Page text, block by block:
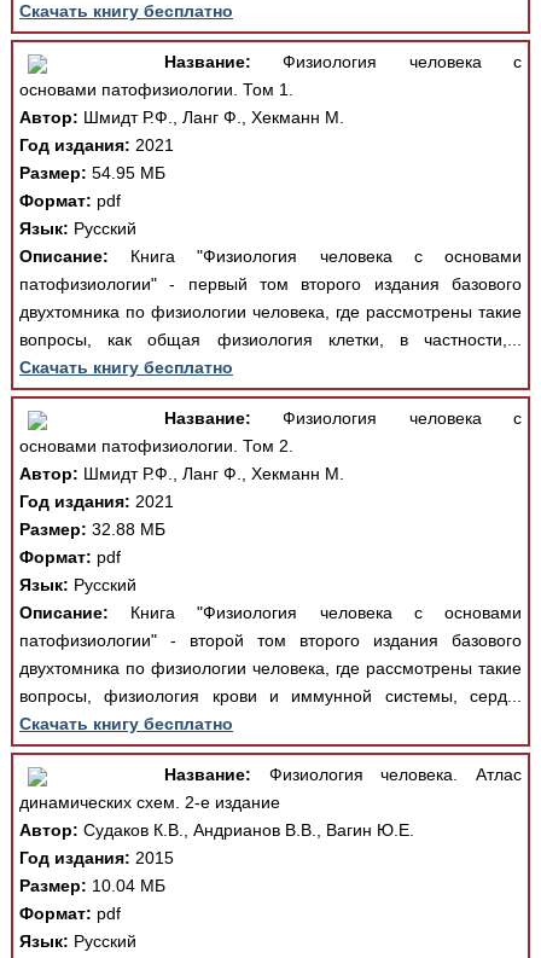
Скачать книгу бесплатно
Название: Физиология человека с
основами патофизиологии. Том 1.
Автор: Шмидт Р.Ф., Ланг Ф., Хекманн М.
Год издания: 2021
Размер: 54.95 МБ
Формат: pdf
Язык: Русский
Описание: Книга "Физиология человека с основами
патофизиологии" - первый том второго издания базового
двухтомника по физиологии человека, где рассмотрены такие
вопросы, как общая физиология клетки, в частности,...
Скачать книгу бесплатно
Название: Физиология человека с
основами патофизиологии. Том 2.
Автор: Шмидт Р.Ф., Ланг Ф., Хекманн М.
Год издания: 2021
Размер: 32.88 МБ
Формат: pdf
Язык: Русский
Описание: Книга "Физиология человека с основами
патофизиологии" - второй том второго издания базового
двухтомника по физиологии человека, где рассмотрены такие
вопросы, физиология крови и иммунной системы, серд...
Скачать книгу бесплатно
Название: Физиология человека. Атлас
динамических схем. 2-е издание
Автор: Судаков К.В., Андрианов В.В., Вагин Ю.Е.
Год издания: 2015
Размер: 10.04 МБ
Формат: pdf
Язык: Русский